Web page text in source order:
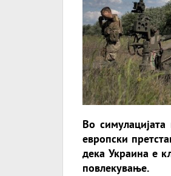
Во
европски
дека Украина е
повлекување.